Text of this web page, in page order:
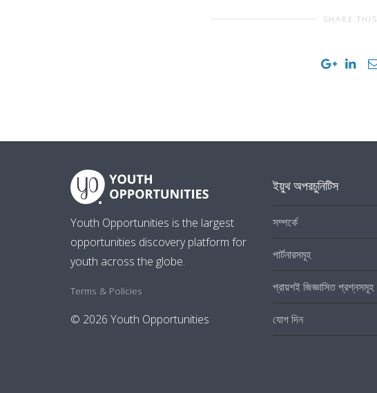
SHARE THIS
Youth Opportunities is the largest
opportunities discovery platform for
youth across the globe.
Terms & Policies
© 2026 Youth Opportunities
ইয়ুথ অপরচুনিটিস
সম্পর্কে
পার্টনারসমূহ
প্রায়শই জিজ্ঞাসিত প্রশ্নসমূহ
যোগ দিন